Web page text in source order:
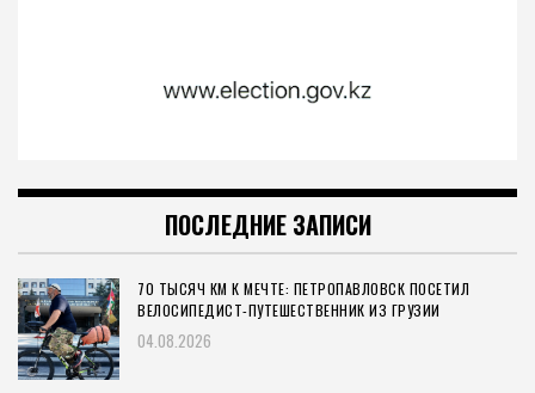
ПОСЛЕДНИЕ ЗАПИСИ
70 ТЫСЯЧ КМ К МЕЧТЕ: ПЕТРОПАВЛОВСК ПОСЕТИЛ
ВЕЛОСИПЕДИСТ-ПУТЕШЕСТВЕННИК ИЗ ГРУЗИИ
04.08.2026